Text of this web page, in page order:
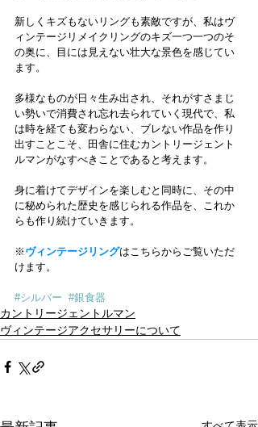
新しくキズもないリングも素敵ですが、私はヴ
ィンテージリメイクリングのキズ一つ一つのそ
の奥に、目には見えない壮大な景色を感じてい
ます。
多様なものが日々生み出され、それがすさまじ
い勢いで消費され忘れ去られていく現代で、私
は時を経ても変わらない、ブレない作品を作り
出すことこそ、田舎に住むカントリージェント
ルマンがなすべきことであると考えます。
身に着けてデザインを楽しむと同時に、その中
に秘められた歴史を感じられる作品を、これか
らも作り続けていきます。
※ ヴィンテージリングはこちらからご覧いただ
けます。
#シルバー #銀食器
カントリージェントルマン
ヴィンテージアクセサリーについて